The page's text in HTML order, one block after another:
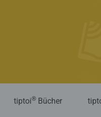
tiptoi® Bücher